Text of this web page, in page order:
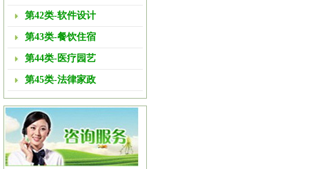
第42类-软件设计
第43类-餐饮住宿
第44类-医疗园艺
第45类-法律家政